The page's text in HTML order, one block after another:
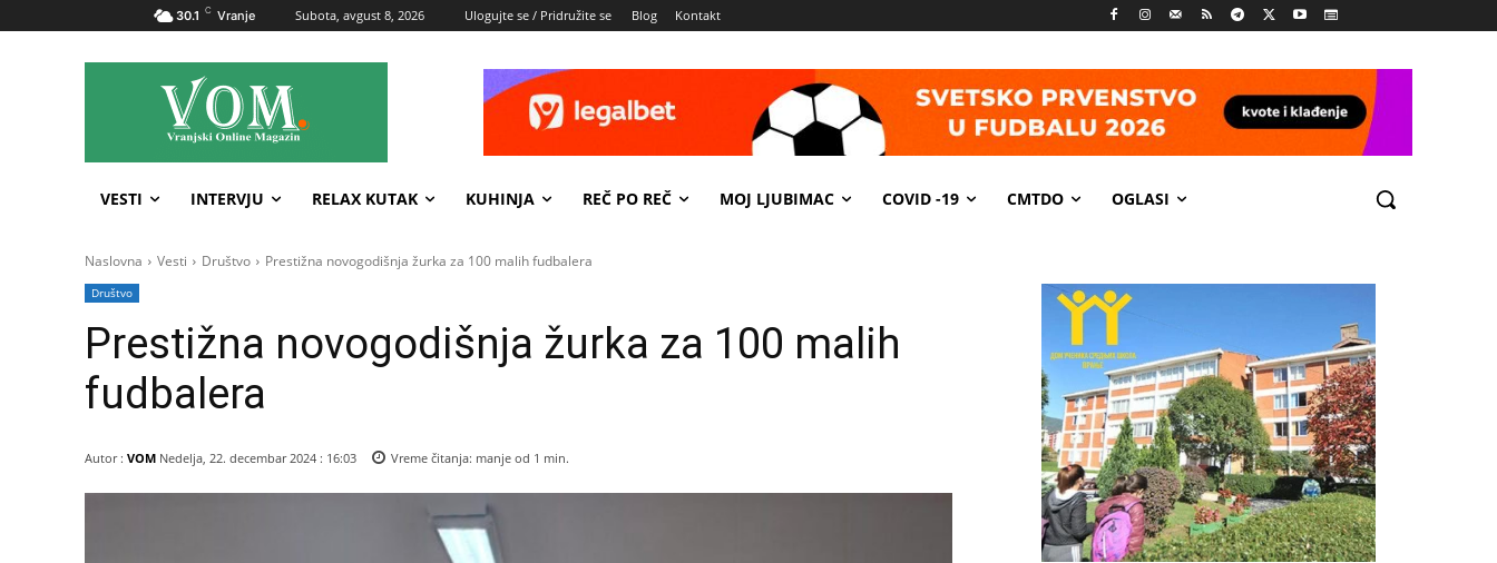
30.1 C Vranje Subota, avgust 8, 2026 Ulogujte se / Pridružite se Blog Kontakt
VESTI INTERVJU RELAX KUTAK KUHINJA REČ PO REČ MOJ LJUBIMAC COVID -19 CMTDO OGLASI
Naslovna Vesti Društvo Prestižna novogodišnja žurka za 100 malih fudbalera
Društvo
Prestižna novogodišnja žurka za 100 malih
fudbalera
Autor : VOM Nedelja, 22. decembar 2024 : 16:03 Vreme čitanja: manje od 1 min.